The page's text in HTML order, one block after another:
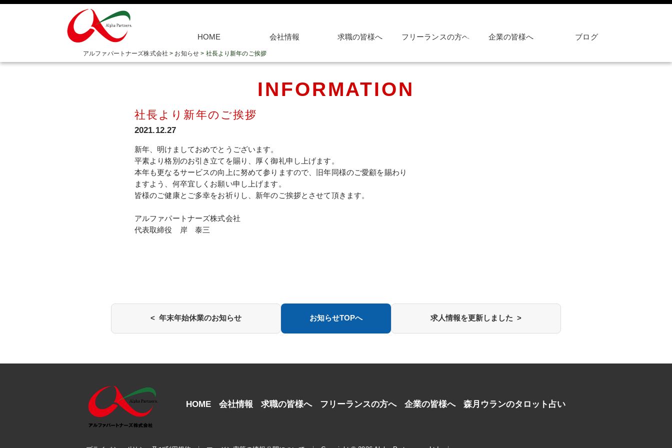
HOME 会社情報 求職の皆様へ フリーランスの方へ 企業の皆様へ ブログ
アルファパートナーズ株式会社 > お知らせ > 社長より新年のご挨拶
INFORMATION
社長より新年のご挨拶
2021.12.27
新年、明けましておめでとうございます。
平素より格別のお引き立てを賜り、厚く御礼申し上げます。
本年も更なるサービスの向上に努めて参りますので、旧年同様のご愛顧を賜わり
ますよう、何卒宜しくお願い申し上げます。
皆様のご健康とご多幸をお祈りし、新年のご挨拶とさせて頂きます。
アルファパートナーズ株式会社
代表取締役 岸 泰三
< 年末年始休業のお知らせ お知らせTOPへ 求人情報を更新しました >
HOME 会社情報 求職の皆様へ フリーランスの方へ 企業の皆様へ 森月ウランのタロット占い